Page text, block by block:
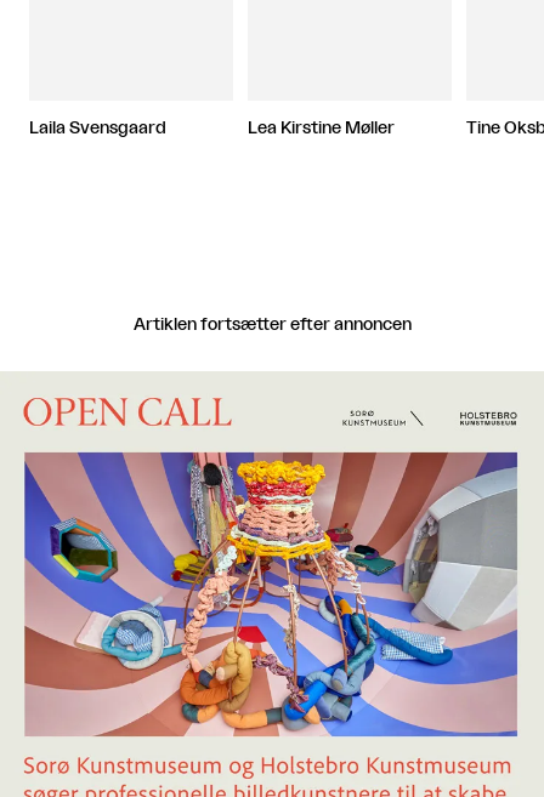
Laila Svensgaard Lea Kirstine Møller Tine
Artiklen fortsætter efter annoncen